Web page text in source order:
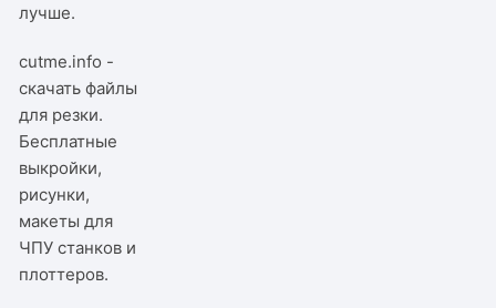
лучше.
cutme.info -
скачать файлы
для резки.
Бесплатные
выкройки,
рисунки,
макеты для
ЧПУ станков и
плоттеров.